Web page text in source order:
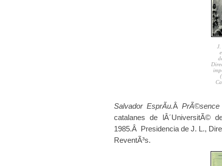
J.
Salvador EsprÃ­u.Â PrÃ©sence
catalanes de lÂ´UniversitÃ©
1985.Â Presidencia de J. L.,
ReventÃ³s.